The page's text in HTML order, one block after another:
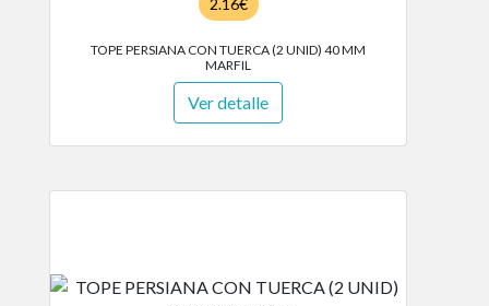
2.16€
TOPE PERSIANA CON TUERCA (2 UNID) 40 MM
MARFIL
Ver detalle